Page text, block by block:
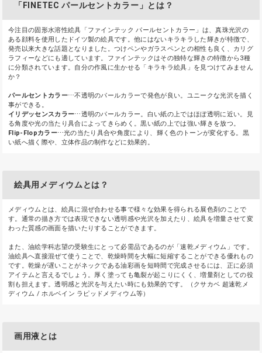
「FINETEC パールセントカラー」とは？
今注目の固形水溶性絵具「ファインテック パールセントカラー」は、真珠光沢の
ある顔料を使用したドイツ製の絵具です。他にはないキラキラした輝きが特徴で、
発売以来大きな話題となりました。つけペンやガラスペンとの相性も良く、カリグ
ラフィーなどにも適しています。ファインテックはその独特な輝きの特徴から3種
に分類されています。自分の作風に生かせる「キラキラ絵具」を見つけてみません
か？
パールセントカラー⋯不透明のパールカラーで発色が良い。ユニークな光沢を描く
事ができる。
イリデッセンスカラー⋯透明のパールカラー。白い紙の上ではほぼ透明に近い。見
る角度や光の当たり具合によってきらめく。黒い紙の上では強い輝きを放つ。
Flip-Flopカラー⋯光の当たり具合や角度により、輝く色のトーンが変化する。黒
い紙へ描く際や、立体作品の制作などに効果的。
絵具用メディウムとは？
メディウムとは、絵具に混ぜ合わせる事で様々な効果を得られる展色剤のことで
す。通常の描き方では表現できない透明感や光沢を加えたり、絵具を増量させて変
わった質感の画面を描いたりすることができます。
また、油絵学科志望の受験生にとって必需品であるのが「速乾メディウム」です。
油絵具へ直接混ぜて使うことで、乾燥時間を大幅に短縮することができる優れもの
です。乾燥が遅いことがネックである油彩画を短時間で完成させるには、正に必須
アイテムと言えるでしょう。厚く塗っても亀裂が起こりにくく、増量剤としての役
割も担えます。透明感と光沢を与えたい時にも効果的です。（クサカベ 超速乾メ
ディウム / ホルベイン ラピッドメディウム等）
画用液とは